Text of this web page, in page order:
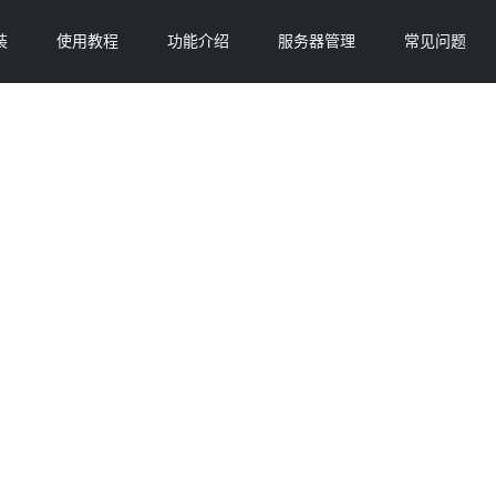
使用教程 功能介绍 服务器管理 常见问题